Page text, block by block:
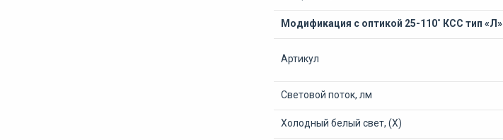
Модификация с оптикой 25-110˚ КСС тип «Л»
Артикул
Световой поток, лм
Холодный белый свет, (Х)